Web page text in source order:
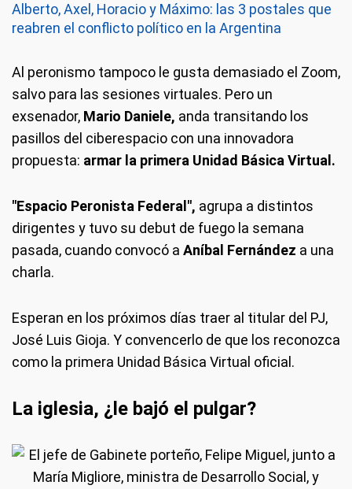
Alberto, Axel, Horacio y Máximo: las 3 postales que
reabren el conflicto político en la Argentina
Al peronismo tampoco le gusta demasiado el Zoom,
salvo para las sesiones virtuales. Pero un
exsenador, Mario Daniele, anda transitando los
pasillos del ciberespacio con una innovadora
propuesta: armar la primera Unidad Básica Virtual.
"Espacio Peronista Federal", agrupa a distintos
dirigentes y tuvo su debut de fuego la semana
pasada, cuando convocó a Aníbal Fernández a una
charla.
Esperan en los próximos días traer al titular del PJ,
José Luis Gioja. Y convencerlo de que los reconozca
como la primera Unidad Básica Virtual oficial.
La iglesia, ¿le bajó el pulgar?